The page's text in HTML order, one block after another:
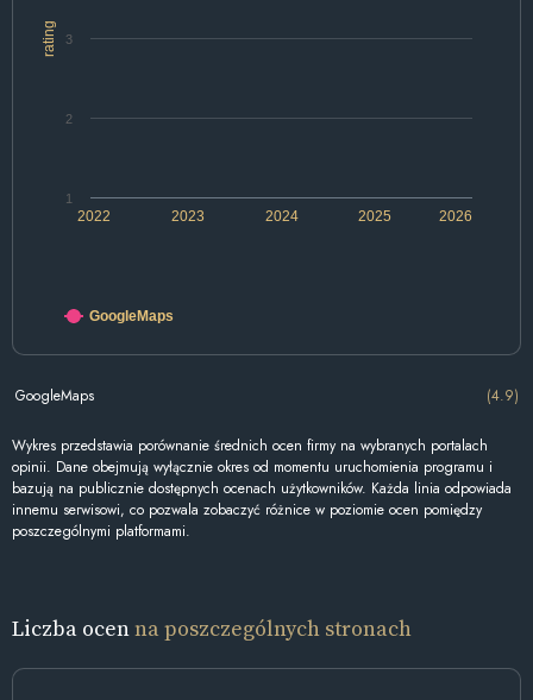
rating
2022 2024 2026
2023 2025
1
2
3
GoogleMaps
GoogleMaps (4.9)
Wykres przedstawia porównanie średnich ocen firmy na wybranych portalach
opinii. Dane obejmują wyłącznie okres od momentu uruchomienia programu i
bazują na publicznie dostępnych ocenach użytkowników. Każda linia odpowiada
innemu serwisowi, co pozwala zobaczyć różnice w poziomie ocen pomiędzy
poszczególnymi platformami.
Liczba ocenna poszczególnych stronach